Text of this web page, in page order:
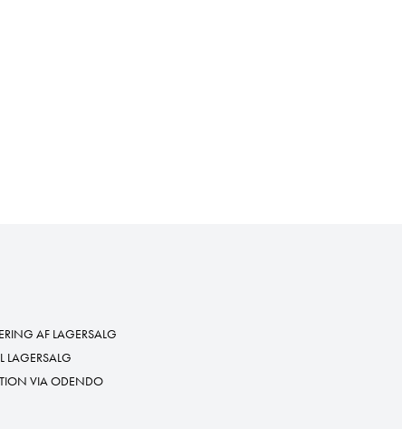
AF LAGERSALG
LAGERSALG
VIA ODENDO